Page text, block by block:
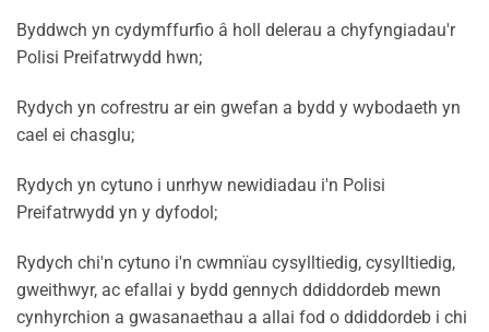
Byddwch yn cydymffurfio â holl delerau a chyfyngiadau'r
Polisi Preifatrwydd hwn;
Rydych yn cofrestru ar ein gwefan a bydd y wybodaeth yn
cael ei chasglu;
Rydych yn cytuno i unrhyw newidiadau i'n Polisi
Preifatrwydd yn y dyfodol;
Rydych chi'n cytuno i'n cwmnïau cysylltiedig, cysylltiedig,
gweithwyr, ac efallai y bydd gennych ddiddordeb mewn
cynhyrchion a gwasanaethau a allai fod o ddiddordeb i chi